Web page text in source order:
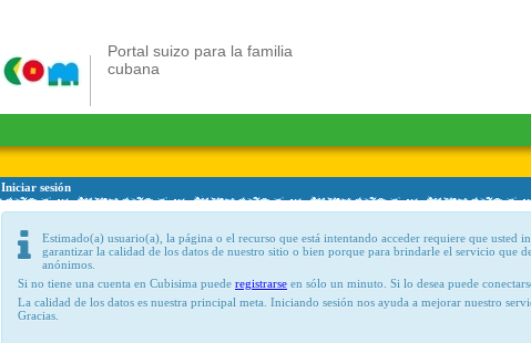
Portal suizo para la familia
cubana
Iniciar sesión
Estimado(a) usuario(a), la página o el recurso que está intentando acceder requiere que usted
garantizar la calidad de los datos de nuestro sitio o bien porque para brindarle el servicio que
anónimos.
Si no tiene una cuenta en Cubisima puede registrarse en sólo un minuto. Si lo desea puede
La calidad de los datos es nuestra principal meta. Iniciando sesión nos ayuda a mejorar nuestro
Gracias.